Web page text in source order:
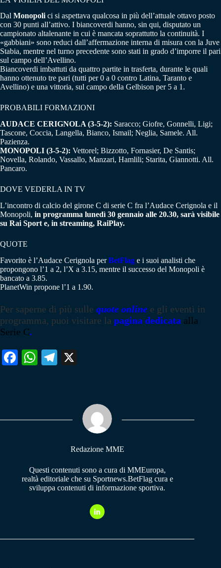
Dal Monopoli ci si aspettava qualcosa in più dell’attuale ottavo posto
con 30 punti all’attivo. I biancoverdi hanno, sin qui, disputato un
campionato altalenante in cui è mancata soprattutto la continuità. I
«gabbiani» sono reduci dall’affermazione interna di misura con la Juve
Stabia, mentre nel turno precedente sono stati in grado d’imporre il pari
sul campo dell’Avellino.
Biancoverdi imbattuti da quattro partite in trasferta, durante le quali
hanno ottenuto tre pari (tutti per 0 a 0 contro Latina, Taranto e
Avellino) e una vittoria, sul campo della Gelbison per 5 a 1.
PROBABILI FORMAZIONI
AUDACE CERIGNOLA (3-5-2): Saracco; Giofre, Gonnelli, Ligi;
Tascone, Coccia, Langella, Bianco, Ismail; Neglia, Samele. All.
Pazienza.
MONOPOLI (3-5-2): Vettorel; Bizzotto, Fornasier, De Santis;
Novella, Rolando, Vassallo, Manzari, Hamlili; Starita, Giannotti. All.
Pancaro.
DOVE VEDERLA IN TV
L’incontro di calcio del girone C di serie C fra l’Audace Cerignola e il
Monopoli, in programma lunedì 30 gennaio alle 20.30, sarà visibile
su Rai Sport e, in streaming, RaiPlay.
QUOTE
Favorito è l’Audace Cerignola perBetFlag e i suoi analisti che
propongono l’1 a 2, l’X a 3.15, mentre il successo del Monopoli è
bancato a 3.85.
PlanetWin propone l’1 a 1.90.
Per saperne di più sulle quote online e gli eventi in
programma, puoi visitare la pagina dedicata alla
Serie C.
Fa W
pp
Te
m
Redazione MME
Questi contenuti sono a cura di MMEuropa,
realtà editoriale che su Sportnews.BetFlag cura e
sviluppa contenuti di informazione sportiva.